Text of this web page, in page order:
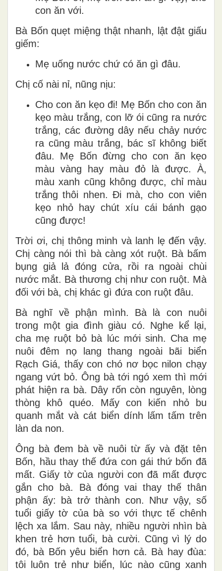
con ăn với.
Bà Bốn quẹt miệng thật nhanh, lật đật giấu
giếm:
Mẹ uống nước chứ có ăn gì đâu.
Chị cố nài nỉ, nũng nịu:
Cho con ăn kẹo đi! Mẹ Bốn cho con ăn
kẹo màu trắng, con lỡ ói cũng ra nước
trắng, các đường dây nếu chảy nước
ra cũng màu trắng, bác sĩ không biết
đâu. Mẹ Bốn đừng cho con ăn kẹo
màu vàng hay màu đỏ là được. À,
màu xanh cũng không được, chỉ màu
trắng thôi nhen. Đi mà, cho con viên
kẹo nhỏ hay chút xíu cái bánh gạo
cũng được!
Trời ơi, chị thông minh và lanh lẹ đến vậy.
Chị càng nói thì bà càng xót ruột. Bà bấm
bụng giả lả đóng cửa, rồi ra ngoài chùi
nước mắt. Bà thương chị như con ruột. Mà
đối với bà, chị khác gì đứa con ruột đâu.
Bà nghĩ về phận mình. Bà là con nuôi
trong một gia đình giàu có. Nghe kể lại,
cha mẹ ruột bỏ bà lúc mới sinh. Cha mẹ
nuôi đêm nọ lang thang ngoài bãi biển
Rạch Giá, thấy con chó nơ bọc nilon chạy
ngang vứt bỏ. Ông bà tới ngó xem thì mới
phát hiện ra bà. Dây rốn còn nguyên, lòng
thòng khô quéo. Mấy con kiến nhỏ bu
quanh mắt và cát biển dính lấm tấm trên
làn da non.
Ông bà đem bà về nuôi từ ấy và đặt tên
Bốn, hầu thay thế đứa con gái thứ bốn đã
mất. Giấy tờ của người con đã mất được
gắn cho bà. Bà đóng vai thay thế thân
phận ấy: bà trở thành con. Như vậy, số
tuổi giấy tờ của bà so với thực tế chênh
lệch xa lắm. Sau này, nhiều người nhìn bà
khen trẻ hơn tuổi, bà cười. Cũng vì lý do
đó, bà Bốn yêu biển hơn cả. Bà hay đùa:
tôi luôn trẻ như biển, lúc nào cũng xanh